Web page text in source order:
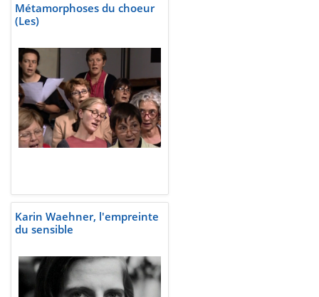
Métamorphoses du choeur
(Les)
Karin Waehner, l'empreinte
du sensible